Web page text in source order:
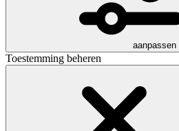
aanpassen
Toestemming beheren